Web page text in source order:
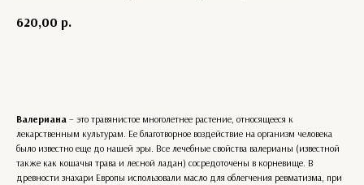
620,00 р.
Валериана – это травянистое многолетнее растение, относящееся к
лекарственным культурам. Ее благотворное воздействие на организм человека
было известно еще до нашей эры. Все лечебные свойства валерианы (известной
также как кошачья трава и лесной ладан) сосредоточены в корневище. В
древности знахари Европы использовали масло для облегчения ревматизма, при